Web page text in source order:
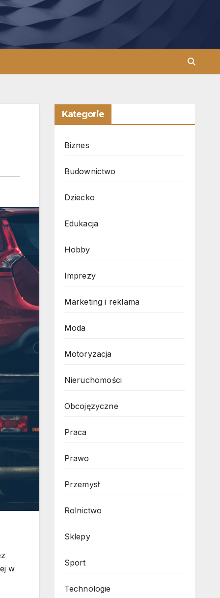
w
Kategorie
Biznes
Budownictwo
Dziecko
Edukacja
Hobby
Imprezy
Marketing i reklama
Moda
Motoryzacja
Nieruchomości
Obcojęzyczne
Praca
Prawo
Przemysł
Rolnictwo
Sklepy
Sport
Technologie